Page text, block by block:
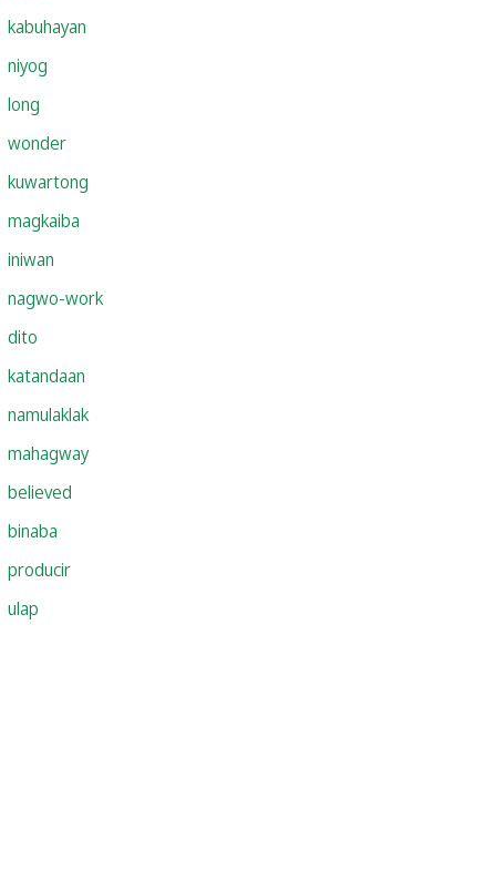
kabuhayan
niyog
long
wonder
kuwartong
magkaiba
iniwan
nagwo-work
dito
katandaan
namulaklak
mahagway
believed
binaba
producir
ulap